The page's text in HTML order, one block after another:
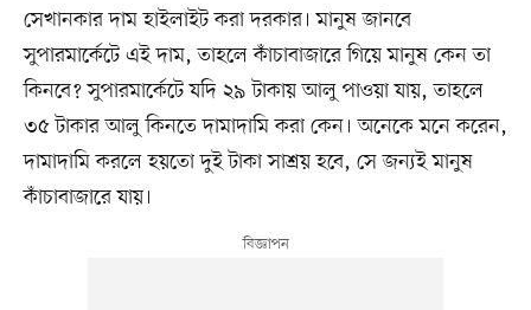
সেখানকার দাম হাইলাইট করা দরকার। মানুষ জানবে
সুপারমার্কেটে এই দাম, তাহলে কাঁচাবাজারে গিয়ে মানুষ কেন তা
কিনবে? সুপারমার্কেটে যদি ২৯ টাকায় আলু পাওয়া যায়, তাহলে
৩৫ টাকার আলু কিনতে দামাদামি করা কেন। অনেকে মনে করেন,
দামাদামি করলে হয়তো দুই টাকা সাশ্রয় হবে, সে জন্যই মানুষ
কাঁচাবাজারে যায়।